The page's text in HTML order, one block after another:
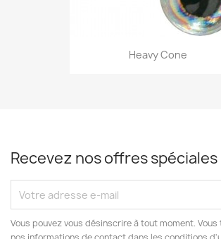
Heavy Cone
Recevez nos offres spéciales
Vous pouvez vous désinscrire à tout moment.